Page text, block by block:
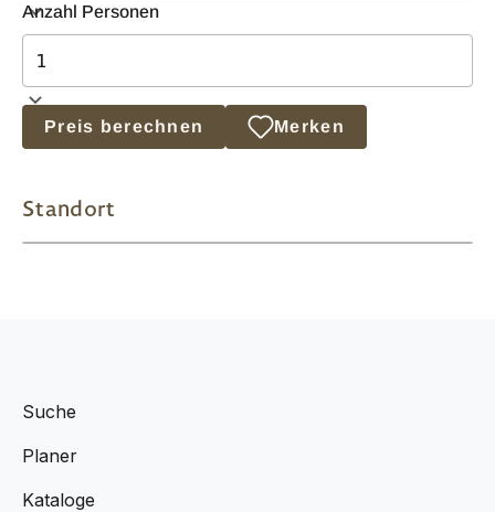
Anzahl Personen
Preis berechnen Merken
Standort
Suche
Planer
Kataloge